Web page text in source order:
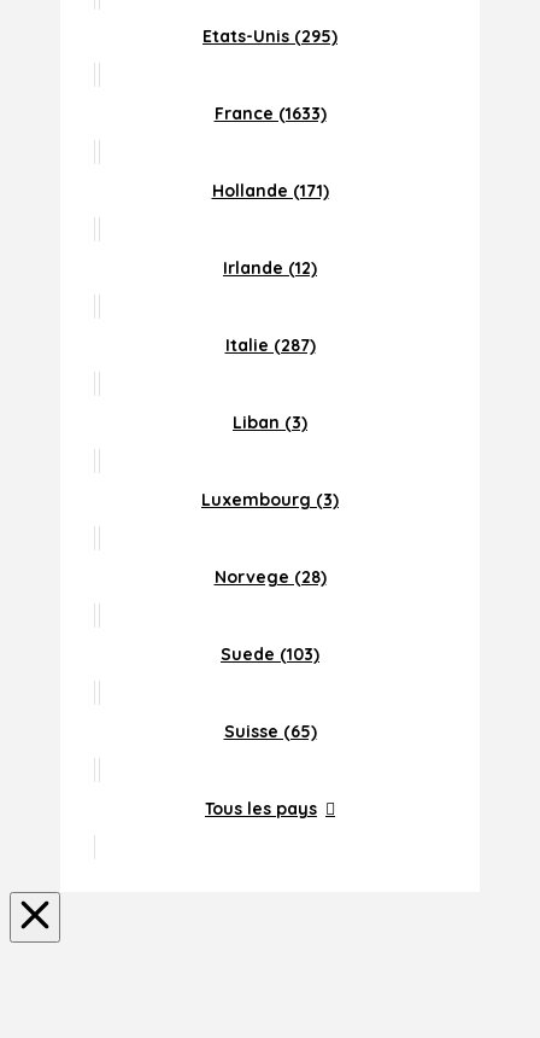
Etats-Unis (295)
France (1633)
Hollande (171)
Irlande (12)
Italie (287)
Liban (3)
Luxembourg (3)
Norvege (28)
Suede (103)
Suisse (65)
Tous les pays